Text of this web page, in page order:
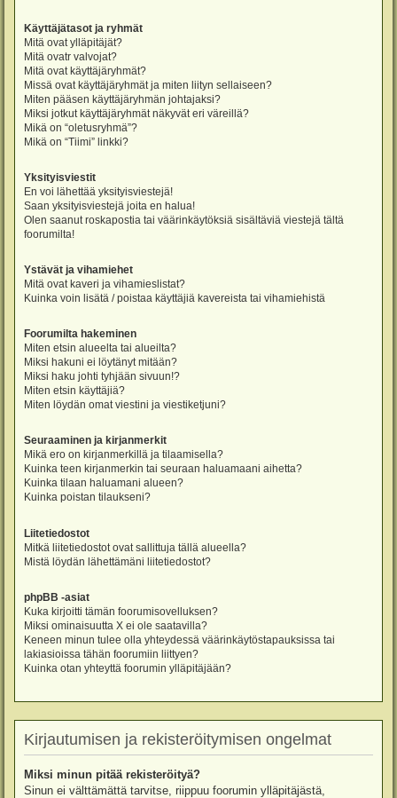
Käyttäjätasot ja ryhmät
Mitä ovat ylläpitäjät?
Mitä ovatr valvojat?
Mitä ovat käyttäjäryhmät?
Missä ovat käyttäjäryhmät ja miten liityn sellaiseen?
Miten pääsen käyttäjäryhmän johtajaksi?
Miksi jotkut käyttäjäryhmät näkyvät eri väreillä?
Mikä on “oletusryhmä”?
Mikä on “Tiimi” linkki?
Yksityisviestit
En voi lähettää yksityisviestejä!
Saan yksityisviestejä joita en halua!
Olen saanut roskapostia tai väärinkäytöksiä sisältäviä viestejä tältä
foorumilta!
Ystävät ja vihamiehet
Mitä ovat kaveri ja vihamieslistat?
Kuinka voin lisätä / poistaa käyttäjiä kavereista tai vihamiehistä
Foorumilta hakeminen
Miten etsin alueelta tai alueilta?
Miksi hakuni ei löytänyt mitään?
Miksi haku johti tyhjään sivuun!?
Miten etsin käyttäjiä?
Miten löydän omat viestini ja viestiketjuni?
Seuraaminen ja kirjanmerkit
Mikä ero on kirjanmerkillä ja tilaamisella?
Kuinka teen kirjanmerkin tai seuraan haluamaani aihetta?
Kuinka tilaan haluamani alueen?
Kuinka poistan tilaukseni?
Liitetiedostot
Mitkä liitetiedostot ovat sallittuja tällä alueella?
Mistä löydän lähettämäni liitetiedostot?
phpBB -asiat
Kuka kirjoitti tämän foorumisovelluksen?
Miksi ominaisuutta X ei ole saatavilla?
Keneen minun tulee olla yhteydessä väärinkäytöstapauksissa tai
lakiasioissa tähän foorumiin liittyen?
Kuinka otan yhteyttä foorumin ylläpitäjään?
Kirjautumisen ja rekisteröitymisen ongelmat
Miksi minun pitää rekisteröityä?
Sinun ei välttämättä tarvitse, riippuu foorumin ylläpitäjästä,